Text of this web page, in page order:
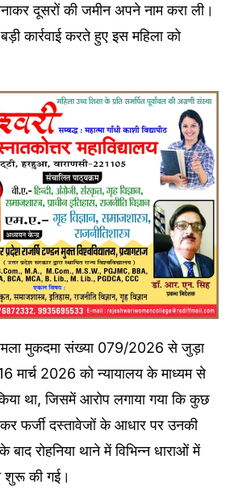
दूसरों की जमीन अपने नाम करा ली।
कार्रवाई करते हुए इस महिला को
मुकदमा संख्या 079/2026 से जुड़ा
मार्च 2026 को न्यायालय के माध्यम से
था, जिसमें आरोप लगाया गया कि कुछ
फर्जी दस्तावेजों के आधार पर उनकी
रोहनिया थाने में विभिन्न धाराओं में
शुरू की गई।